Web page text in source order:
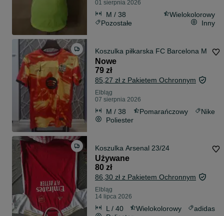
01 sierpnia 2026
M / 38
Wielokolorowy
Pozostałe
Inny
Koszulka piłkarska FC Barcelona M
Nowe
79 zł
85,27 zł z Pakietem Ochronnym
Elbląg
07 sierpnia 2026
M / 38 Pomarańczowy
Nike
Poliester
Koszulka Arsenal 23/24
Używane
80 zł
86,30 zł z Pakietem Ochronnym
Elbląg
14 lipca 2026
L / 40 Wielokolorowy
adidas